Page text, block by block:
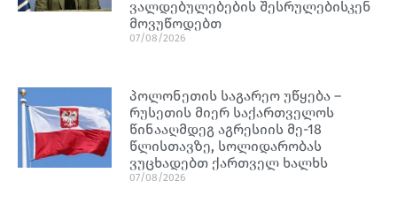
ვალდებულებების შესრულებისკენ
მოვუწოდებთ
07/08/2026
პოლონეთის საგარეო უწყება –
რუსეთის მიერ საქართველოს
წინააღმდეგ აგრესიის მე-18
წლისთავზე, სოლიდარობას
ვუცხადებთ ქართველ ხალხს
07/08/2026